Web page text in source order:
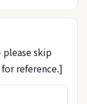
skip
reference.]